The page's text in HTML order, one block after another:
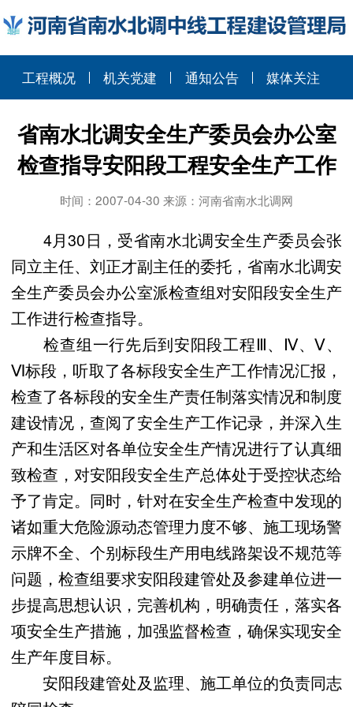
工程概况 机关党建 通知公告 媒体关注
省南水北调安全生产委员会办公室
检查指导安阳段工程安全生产工作
时间：2007-04-30 来源：河南省南水北调网
4月30日，受省南水北调安全生产委员会张
同立主任、刘正才副主任的委托，省南水北调安
全生产委员会办公室派检查组对安阳段安全生产
工作进行检查指导。
检查组一行先后到安阳段工程Ⅲ、Ⅳ、Ⅴ、
Ⅵ标段，听取了各标段安全生产工作情况汇报，
检查了各标段的安全生产责任制落实情况和制度
建设情况，查阅了安全生产工作记录，并深入生
产和生活区对各单位安全生产情况进行了认真细
致检查，对安阳段安全生产总体处于受控状态给
予了肯定。同时，针对在安全生产检查中发现的
诸如重大危险源动态管理力度不够、施工现场警
示牌不全、个别标段生产用电线路架设不规范等
问题，检查组要求安阳段建管处及参建单位进一
步提高思想认识，完善机构，明确责任，落实各
项安全生产措施，加强监督检查，确保实现安全
生产年度目标。
安阳段建管处及监理、施工单位的负责同志